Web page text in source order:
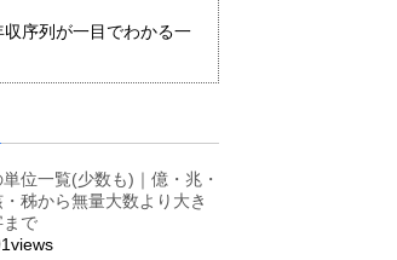
収序列が一目でわかる一
位一覧(少数も)｜億・兆・
秭から無量大数より大き
まで